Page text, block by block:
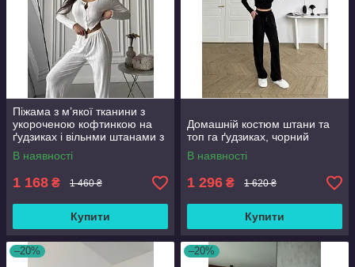
Піжама з м’якої тканини з
укороченою кофтинкою на
ґудзиках і вільнми штанами з
еластичним поясом
В наявності
1 168 ₴ 1 460 ₴
Купити
Домашній костюм штани та
топ га ґудзиках, чорний
В наявності
1 296 ₴ 1 620 ₴
Купити
–20% –20%